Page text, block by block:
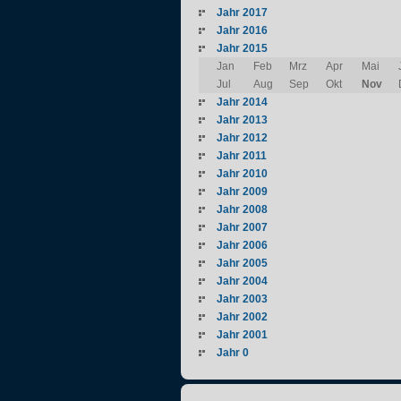
Jahr 2017
Jahr 2016
Jahr 2015
Jan
Feb Mrz Apr Mai
Jul
Aug Sep Okt Nov
Jahr 2014
Jahr 2013
Jahr 2012
Jahr 2011
Jahr 2010
Jahr 2009
Jahr 2008
Jahr 2007
Jahr 2006
Jahr 2005
Jahr 2004
Jahr 2003
Jahr 2002
Jahr 2001
Jahr 0